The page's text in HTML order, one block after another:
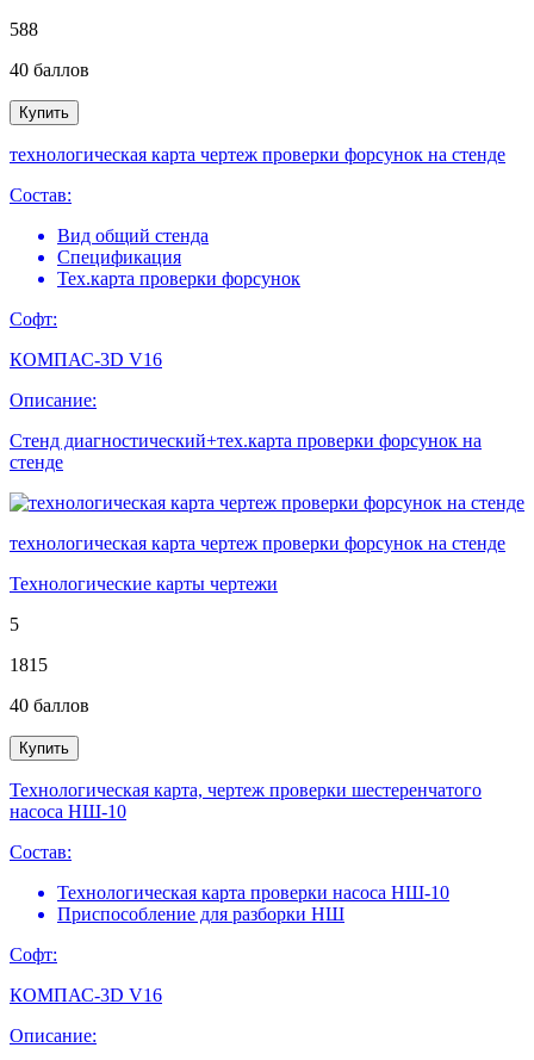
588
40 баллов
Купить
технологическая карта чертеж проверки форсунок на стенде
Состав:
Вид общий стенда
Спецификация
Тех.карта проверки форсунок
Софт:
КОМПАС-3D V16
Описание:
Стенд диагностический+тех.карта проверки форсунок на
стенде
технологическая карта чертеж проверки форсунок на стенде
Технологические карты чертежи
5
1815
40 баллов
Купить
Технологическая карта, чертеж проверки шестеренчатого
насоса НШ-10
Состав:
Технологическая карта проверки насоса НШ-10
Приспособление для разборки НШ
Софт:
КОМПАС-3D V16
Описание: